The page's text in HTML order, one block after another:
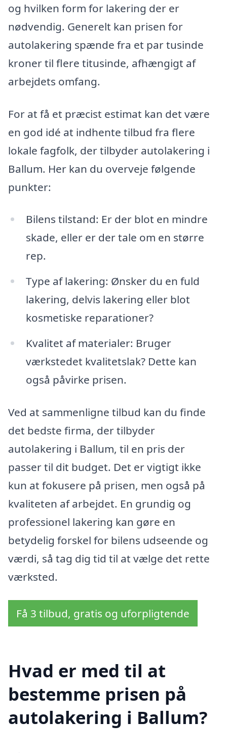
og hvilken form for lakering der er
nødvendig. Generelt kan prisen for
autolakering spænde fra et par tusinde
kroner til flere titusinde, afhængigt af
arbejdets omfang.
For at få et præcist estimat kan det være
en god idé at indhente tilbud fra flere
lokale fagfolk, der tilbyder autolakering i
Ballum. Her kan du overveje følgende
punkter:
Bilens tilstand: Er der blot en mindre
skade, eller er der tale om en større
rep.
Type af lakering: Ønsker du en fuld
lakering, delvis lakering eller blot
kosmetiske reparationer?
Kvalitet af materialer: Bruger
værkstedet kvalitetslak? Dette kan
også påvirke prisen.
Ved at sammenligne tilbud kan du finde
det bedste firma, der tilbyder
autolakering i Ballum, til en pris der
passer til dit budget. Det er vigtigt ikke
kun at fokusere på prisen, men også på
kvaliteten af arbejdet. En grundig og
professionel lakering kan gøre en
betydelig forskel for bilens udseende og
værdi, så tag dig tid til at vælge det rette
værksted.
Få 3 tilbud, gratis og uforpligtende
Hvad er med til at
bestemme prisen på
autolakering i Ballum?